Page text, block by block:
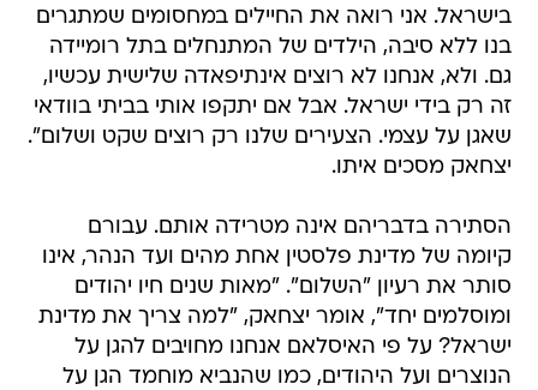
בישראל. אני רואה את החיילים במחסומים שמתגרים
בנו ללא סיבה, הילדים של המתנחלים בתל רומיידה
גם. ולא, אנחנו לא רוצים אינתיפאדה שלישית עכשיו,
זה רק בידי ישראל. אבל אם יתקפו אותי בביתי בוודאי
שאגן על עצמי. הצעירים שלנו רק רוצים שקט ושלום".
יצחאק מסכים איתו.
הסתירה בדבריהם אינה מטרידה אותם. עבורם
קיומה של מדינת פלסטין אחת מהים ועד הנהר, אינו
סותר את רעיון "השלום". "מאות שנים חיו יהודים
ומוסלמים יחד", אומר יצחאק, "למה צריך את מדינת
ישראל? על פי האיסלאם אנחנו מחויבים להגן על
הנוצרים ועל היהודים, כמו שהנביא מוחמד הגן על